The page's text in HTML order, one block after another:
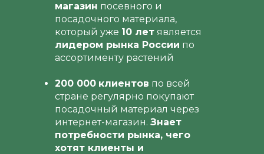
магазин посевного и
посадочного материала,
который уже 10 лет является
лидером рынка России по
ассортименту растений
200 000 клиентов по всей
стране регулярно покупают
посадочный материал через
интернет-магазин. Знает
потребности рынка, чего
хотят клиенты и